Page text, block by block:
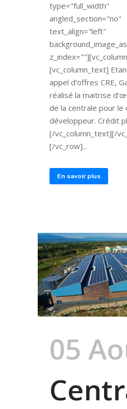
type="full_width"
angled_section="no"
text_align="left"
[vc_column_text]
appel d’offres CRE,
réalisé la maitrise
de la centrale pour le
développeur. Crédit
[/vc_column_text][/
[/vc_row]...
En savoir plus
05